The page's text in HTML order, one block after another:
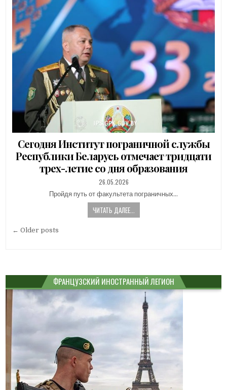
Сегодня Институт пограничной службы
Республики Беларусь отмечает тридцати
трех-летие со дня образования
PUBLISHED
DATE:
26.05.2026
Пройдя путь от факультета пограничных…
ЧИТАТЬ ДАЛЕЕ...
Навигация
← Older posts
ФРАНЦУЗСКИЙ ИНОСТРАННЫЙ ЛЕГИОН